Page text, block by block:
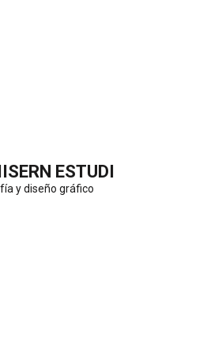
ESTUDI
y diseño gráfico